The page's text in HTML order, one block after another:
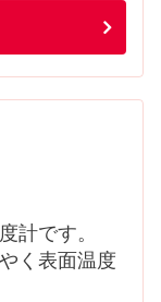
計です。
く表面温度